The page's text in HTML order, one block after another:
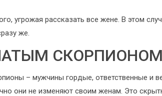
угрожая рассказать все жене. В этом
же.
СКОРПИОНОМ
– мужчины гордые, ответственные и
они не изменяют своим женам. Это